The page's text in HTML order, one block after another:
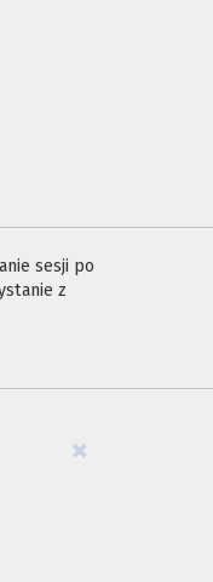
sesji po
z
×